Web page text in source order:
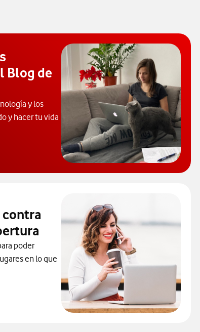
Blog de
y los
y hacer tu vida
Abrir ventana modal
poder
en lo que
contra los problemas de cobertura.Abre ventana